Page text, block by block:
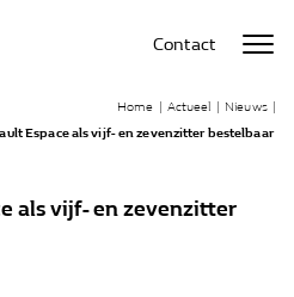
Contact
Home Actueel Nieuws
Espace als vijf- en zevenzitter bestelbaar
als vijf- en zevenzitter